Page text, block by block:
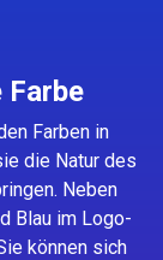
Farbe
Farben in
die Natur des
Neben
Blau im Logo-
können sich